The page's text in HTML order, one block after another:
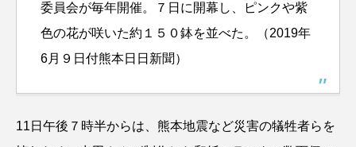
委員会が毎年開催。７日に開幕し、ピンクや紫
色の花が咲いた約１５０鉢を並べた。（2019年
6月９日付熊本日日新聞）
11日午後７時半からは、熊本地震など災害の犠牲者らを